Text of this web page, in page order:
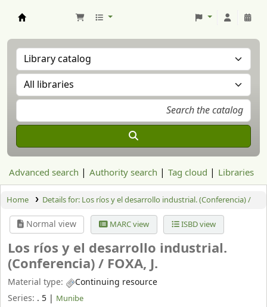
Advanced search Authority search Tag cloud Libraries
Home Details for: Los ríos y el desarrollo industrial. (Conferencia) /
Normal view MARC view ISBD view
Los ríos y el desarrollo industrial.
(Conferencia) / FOXA, J.
Material type:
Continuing resource
Series: . 5 | Munibe